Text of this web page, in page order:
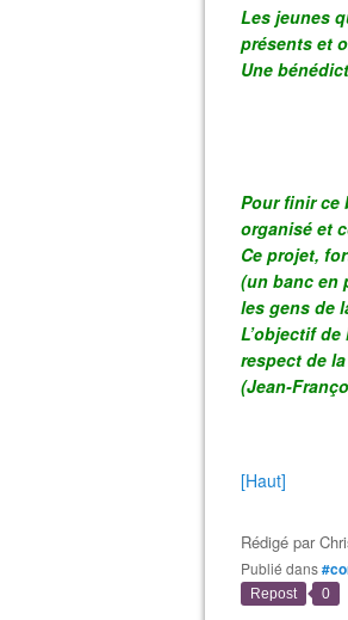
Les jeunes
présents et
Une
Pour finir ce
organisé et
Ce projet,
(un banc en
les gens de
L’objectif
respect de
(Jean-
[Haut]
Rédigé par
Publié dans
Repost 0